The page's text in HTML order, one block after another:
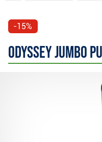
-15%
Odyssey Jumbo